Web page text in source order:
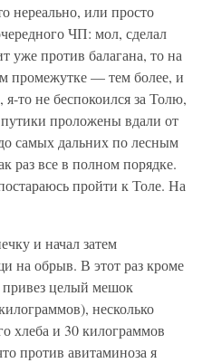
нереально, или просто
ЧП: мол, сделал
уже против балагана, то на
промежутке — тем более, и
то не беспокоился за Толю,
путики проложены вдали от
самых дальних по лесным
раз все в полном порядке.
пройти к Толе. На
и начал затем
на обрыв. В этот раз кроме
целый мешок
несколько
хлеба и 30 килограммов
против авитаминоза я